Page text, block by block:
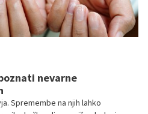
nevarne
Spremembe na njih lahko